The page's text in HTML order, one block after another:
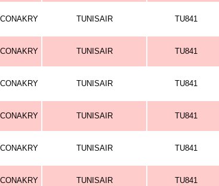
TUNISAIR TU841
TUNISAIR TU841
TUNISAIR TU841
TUNISAIR TU841
TUNISAIR TU841
TUNISAIR TU841